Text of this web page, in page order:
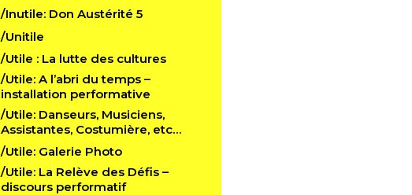
/Inutile: Don Austérité 5
/Unitile
/Utile : La lutte des cultures
/Utile: A l’abri du temps –
installation performative
/Utile: Danseurs, Musiciens,
Assistantes, Costumière, etc…
/Utile: Galerie Photo
/Utile: La Relève des Défis –
discours performatif